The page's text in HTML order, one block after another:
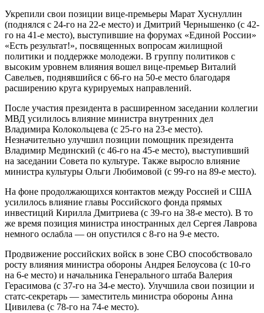
Укрепили свои позиции вице-премьеры Марат Хуснуллин
(поднялся с 24-го на 22-е место) и Дмитрий Чернышенко (с 42-
го на 41-е место), выступившие на форумах «Единой России»
«Есть результат!», посвященных вопросам жилищной
политики и поддержке молодежи. В группу политиков с
высоким уровнем влияния вошел вице-премьер Виталий
Савельев, поднявшийся с 66-го на 50-е место благодаря
расширению круга курируемых направлений.
После участия президента в расширенном заседании коллегии
МВД усилилось влияние министра внутренних дел
Владимира Колокольцева (с 25-го на 23-е место).
Незначительно улучшил позиции помощник президента
Владимир Мединский (с 46-го на 45-е место), выступивший
на заседании Совета по культуре. Также выросло влияние
министра культуры Ольги Любимовой (с 99-го на 89-е место).
На фоне продолжающихся контактов между Россией и США
усилилось влияние главы Российского фонда прямых
инвестиций Кирилла Дмитриева (с 39-го на 38-е место). В то
же время позиция министра иностранных дел Сергея Лаврова
немного ослабла — он опустился с 8-го на 9-е место.
Продвижение российских войск в зоне СВО способствовало
росту влияния министра обороны Андрея Белоусова (с 10-го
на 6-е место) и начальника Генерального штаба Валерия
Герасимова (с 37-го на 34-е место). Улучшила свои позиции и
статс-секретарь — заместитель министра обороны Анна
Цивилева (с 78-го на 74-е место).